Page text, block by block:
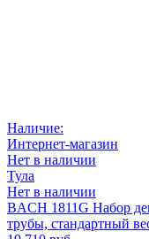
Наличие:
Интернет-магазин
Нет в наличии
Тула
Нет в наличии
BACH 1811G Набор
трубы, стандартный